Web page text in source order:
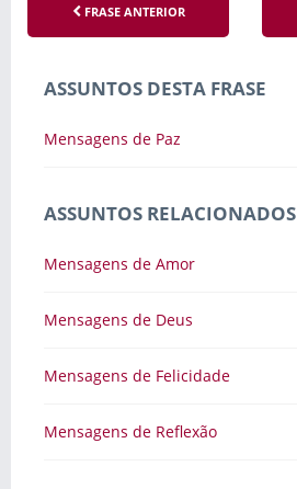
FRASE ANTERIOR
ASSUNTOS DESTA FRASE
Mensagens de Paz
ASSUNTOS RELACIONADOS
Mensagens de Amor
Mensagens de Deus
Mensagens de Felicidade
Mensagens de Reflexão